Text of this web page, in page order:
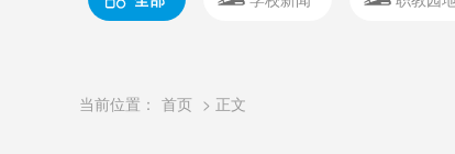
当前位置： 首页 > 正文